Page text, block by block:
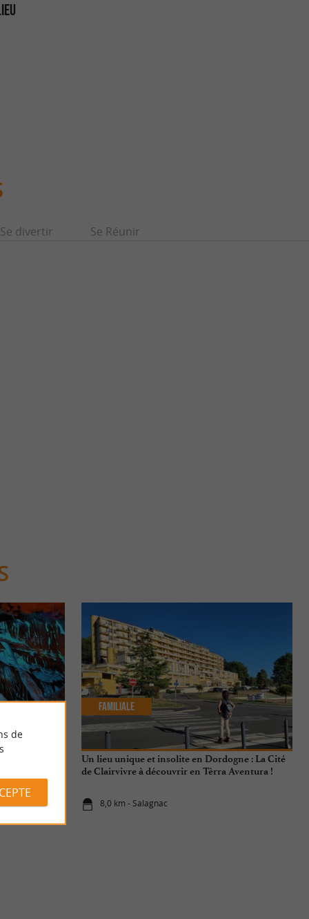
Se divertir Se Réunir
Un lieu unique et insolite en Dordogne : La Cité
de Clairvivre à découvrir en Tèrra Aventura !
8,0 km - Salagnac
Familiale
de